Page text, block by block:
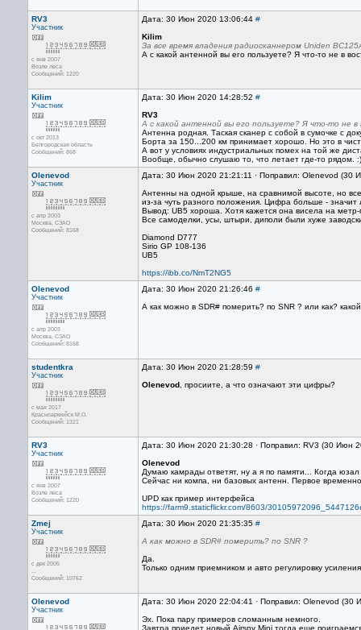
RV3
Участник
с янв 2007
Возле леса
Сообщений: 1220
Дата: 30 Июн 2020 13:06:44 #
Kilim
За все время владения радиосканнером Uniden
А с какой антенной вы его пользуете? Я что-то не в
Kilim
Участник
с окт 2013
Белгородская область
Сообщений: 868
Дата: 30 Июн 2020 14:28:52 #
RV3
А с какой антенной вы его пользуете? Я что-то не
Антенна родная. Таская сканер с собой в сумочке с
Борта за 150...200 км принимает хорошо. Но это в
А вот у условиях индустриальных помех на той же
Вообще, обычно слушаю то, что летает где-то рядом. :)
Olenevod
Участник
с апр 2003
Москва, СЗАО
Сообщений: 8168
Дата: 30 Июн 2020 21:21:11 · Поправил: Olenevod (30
Антенны на одной крыше, на сравнимой высоте, но
из-за чуть разного положения. Цифра больше - значит
Вывод: UB5 хороша. Хотя кажется она висела на
Все самоделки, усы, штыри, диполи были хуже
Diamond D777
Sirio GP 108-136
UB5
https://ibb.co/NmT2NG5
Olenevod
Участник
с апр 2003
Москва, СЗАО
Сообщений: 8168
Дата: 30 Июн 2020 21:26:46 #
А как можно в SDR# померить? по SNR ? или как?
studentkra
Участник
с мая 2017
Красноармейск М.О.
Сообщений: 1321
Дата: 30 Июн 2020 21:28:59 #
Olenevod , просиите, а что означают эти цифры?
RV3
Участник
с янв 2007
Возле леса
Сообщений: 1220
Дата: 30 Июн 2020 21:30:28 · Поправил: RV3 (30 Июн
Olenevod
Думаю камрады ответят, ну а я по памяти... Когда
Сейчас ни компа, ни базовых антенн. Первое
UPD как пример интерфейса
https://farm9.staticflickr.com/8603/
Zmej
Участник
с дек 2005
...
Сообщений: 10762
Дата: 30 Июн 2020 21:35:35 #
А как можно в SDR# померить? по SNR ?
Да.
Только одним приемником и авто регулировку
Olenevod
Участник
Дата: 30 Июн 2020 22:04:41 · Поправил: Olenevod (30
Эх. Пока пару примеров сломанным немного.
Завтра приедет новый Airspy Mini тогда еще